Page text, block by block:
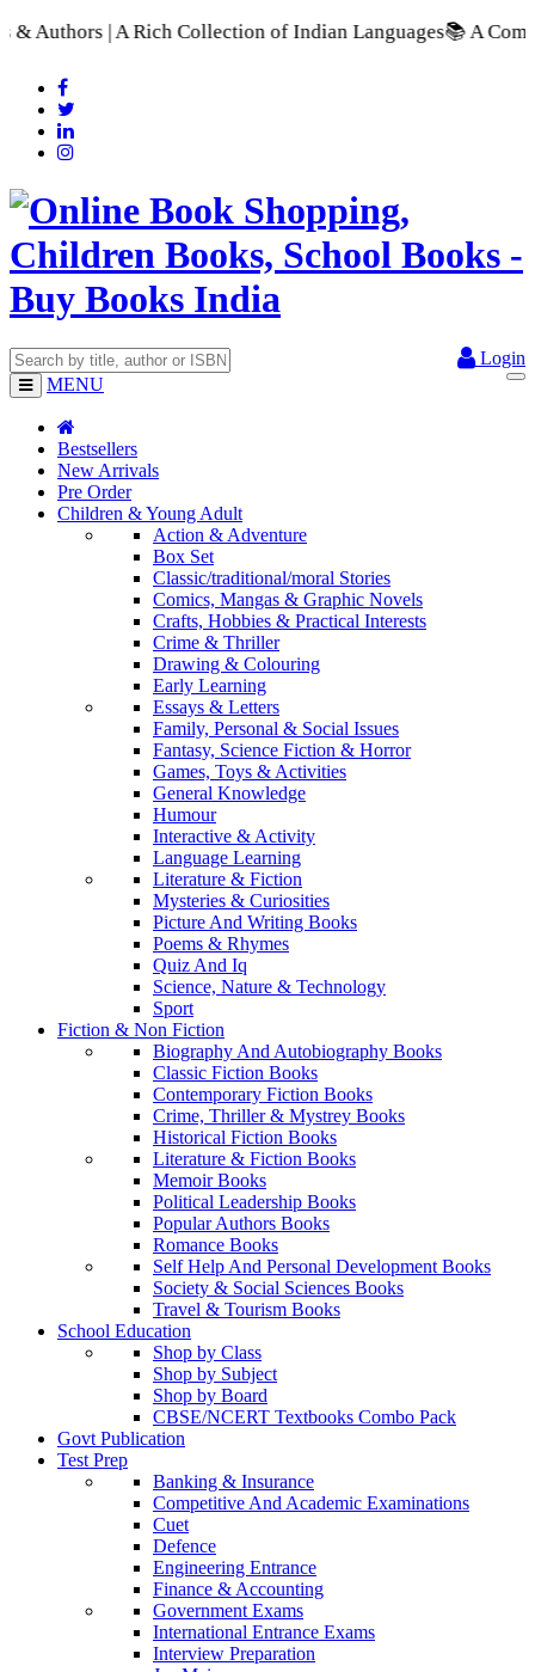
Rich Collection of Indian Languages📚 A Comprehensive
Login
MENU
Bestsellers
New Arrivals
Pre Order
Children & Young Adult
Action & Adventure
Box Set
Classic/traditional/moral Stories
Comics, Mangas & Graphic Novels
Crafts, Hobbies & Practical Interests
Crime & Thriller
Drawing & Colouring
Early Learning
Essays & Letters
Family, Personal & Social Issues
Fantasy, Science Fiction & Horror
Games, Toys & Activities
General Knowledge
Humour
Interactive & Activity
Language Learning
Literature & Fiction
Mysteries & Curiosities
Picture And Writing Books
Poems & Rhymes
Quiz And Iq
Science, Nature & Technology
Sport
Fiction & Non Fiction
Biography And Autobiography Books
Classic Fiction Books
Contemporary Fiction Books
Crime, Thriller & Mystrey Books
Historical Fiction Books
Literature & Fiction Books
Memoir Books
Political Leadership Books
Popular Authors Books
Romance Books
Self Help And Personal Development Books
Society & Social Sciences Books
Travel & Tourism Books
School Education
Shop by Class
Shop by Subject
Shop by Board
CBSE/NCERT Textbooks Combo Pack
Govt Publication
Test Prep
Banking & Insurance
Competitive And Academic Examinations
Cuet
Defence
Engineering Entrance
Finance & Accounting
Government Exams
International Entrance Exams
Interview Preparation